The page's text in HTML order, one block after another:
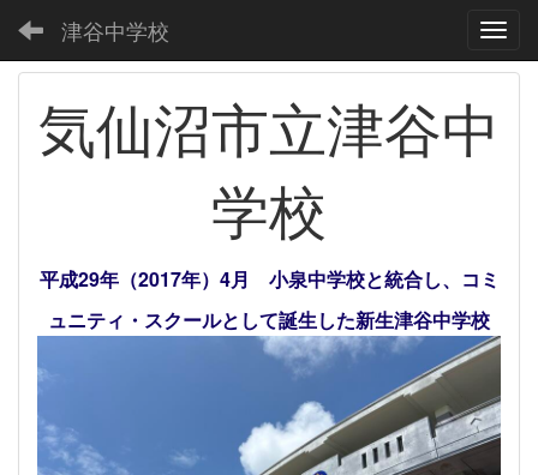
津谷中学校
気仙沼市立津谷中
学校
平成29年（2017年）4月 小泉中学校と統合し、コミ
ュニティ・スクールとして誕生した新生津谷中学校